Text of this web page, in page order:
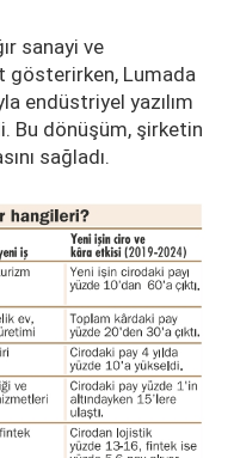
sanayi ve
gösterirken, Lumada
endüstriyel yazılım
Bu dönüşüm, şirketin
sağladı.